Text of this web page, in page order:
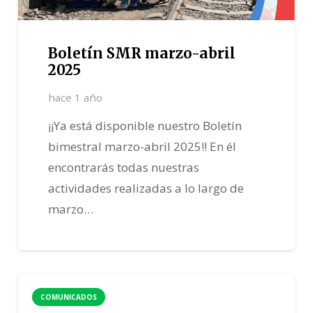
Boletín SMR marzo-abril
2025
hace 1 año
¡¡Ya está disponible nuestro Boletín
bimestral marzo-abril 2025!! En él
encontrarás todas nuestras
actividades realizadas a lo largo de
marzo…
COMUNICADOS